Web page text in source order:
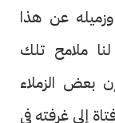
عن هذا
ملامح تلك
بعض الزملاء
إلى غرفته فى